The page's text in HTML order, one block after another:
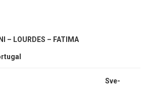
– LOURDES – FATIMA
Sve-